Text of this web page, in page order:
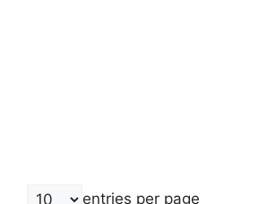
entries per page